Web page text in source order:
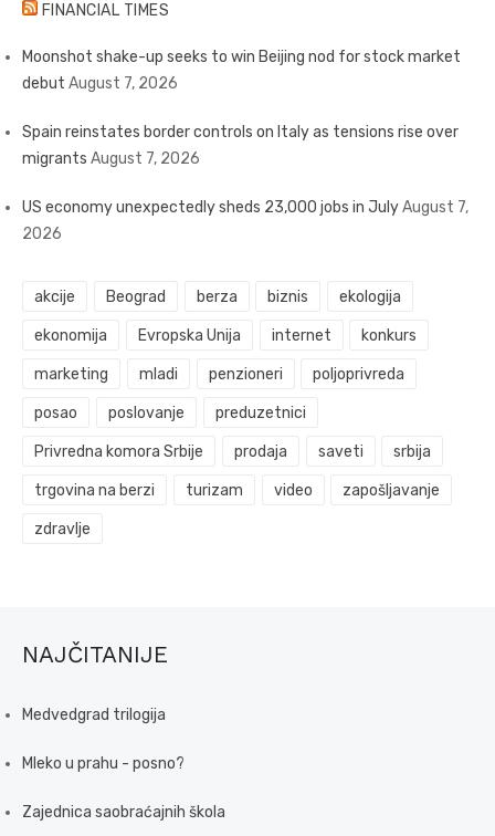
FINANCIAL TIMES
Moonshot shake-up seeks to win Beijing nod for stock market
debut August 7, 2026
Spain reinstates border controls on Italy as tensions rise over
migrants August 7, 2026
US economy unexpectedly sheds 23,000 jobs in JulyAugust 7,
2026
akcije Beograd berza biznis ekologija
ekonomija Evropska Unija internet konkurs
marketing mladi penzioneri poljoprivreda
posao poslovanje preduzetnici
Privredna komora Srbije prodaja saveti srbija
trgovina na berzi turizam video zapošljavanje
zdravlje
NAJČITANIJE
Medvedgrad trilogija
Mleko u prahu - posno?
Zajednica saobraćajnih škola